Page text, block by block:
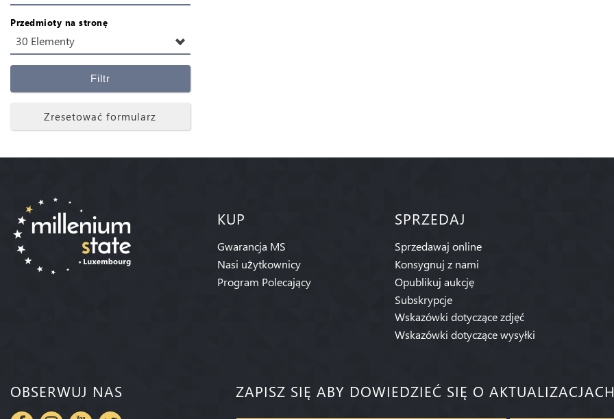
Przedmioty na stronę
30 Elementy
Filtr
Zresetować formularz
KUP
Gwarancja MS
Nasi użytkownicy
Program Polecający
SPRZEDAJ
Sprzedawaj online
Konsygnuj z nami
Opublikuj aukcję
Subskrypcje
Wskazówki dotyczące zdjęć
Wskazówki dotyczące wysyłki
OBSERWUJ NAS ZAPISZ SIĘ ABY DOWIEDZIEĆ SIĘ O